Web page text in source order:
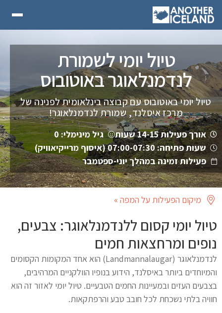
טיול יומי לשמורת
לנדמנלאוגר באוטובוס
טיול יומי באוטובוס עם קבוצה בינלאומית לפנינה של
מרכז איסלנד, שמורת לנדמנלאוגר!
אורך פעילות 14-15 שעות
גיל מינימלי: 0
שעות פתיחה: 07:00-07:30 (איסוף מרייקיאוויק)
פעילות זמינה במהלך יוני-ספטמבר
מיקום הפעילות על המפה »
טיול יומי קסום ללנדמנלאוגר: צבעים,
נופים ומרחצאות חמים
לנדמנלאוגר (Landmannalaugar) הוא אחד המקומות הקסומים
והמיוחדים ביותר באיסלנד, הידוע בנופיו הוולקניים המרהיבים,
בצבעים העזים ובמעיינות החמים הטבעיים. טיול יומי לאזור זה הוא
חוויה בלתי נשכחת לכל חובב טבע והרפתקאות.